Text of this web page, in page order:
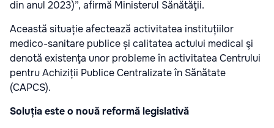
din anul 2023)”, afirmă Ministerul Sănătăţii.
Această situație afectează activitatea instituțiilor
medico-sanitare publice și calitatea actului medical şi
denotă existenţa unor probleme în activitatea Centrului
pentru Achiziții Publice Centralizate în Sănătate
(CAPCS).
Soluția este o nouă reformă legislativă